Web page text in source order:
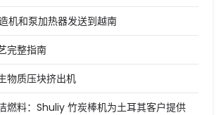
机和泵加热器发送到越南
完整指南
物质压块挤出机
燃料：Shuliy 竹炭棒机为土耳其客户提供